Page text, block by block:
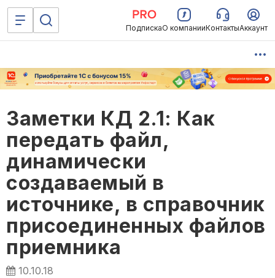
ПодпискаО компанииКонтактыАккаунт
Заметки КД 2.1: Как
передать файл,
динамически
создаваемый в
источнике, в справочник
присоединенных файлов
приемника
10.10.18